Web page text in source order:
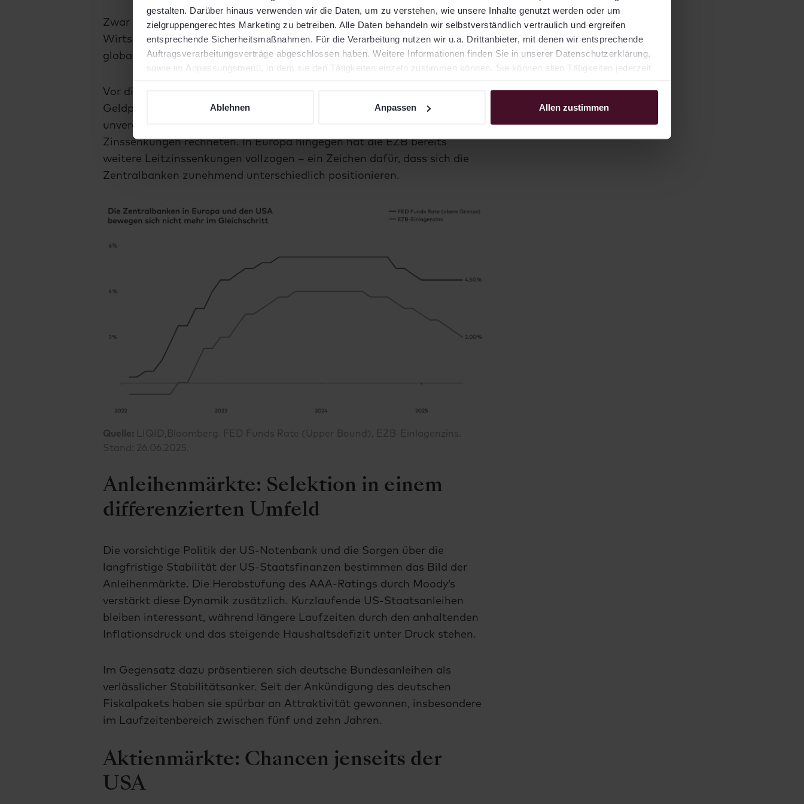
gestalten. Darüber hinaus verwenden wir die Daten, um zu verstehen, wie unsere Inhalte genutzt werden oder um
zielgruppengerechtes Marketing zu betreiben. Alle Daten behandeln wir selbstverständlich vertraulich und ergreifen
entsprechende Sicherheitsmaßnahmen. Für die Verarbeitung nutzen wir u.a. Drittanbieter, mit denen wir entsprechende
Auftragsverarbeitungsverträge abgeschlossen haben. Weitere Informationen finden Sie in unserer Datenschutzerklärung,
sowie im Anpassungsmenü, in dem sie den Tätigkeiten einzeln zustimmen können. Sie können allen Tätigkeiten jederzeit
Ablehnen Anpassen Allen zustimmen
Zwar sprechen viele Indikatoren für eine moderate Abkühlung der
Wirtschaft, doch die Risiken einer deutlich stärkeren Eintrübung der
globalen Konjunktur beobachten wir engmaschig.
Vor diesem Hintergrund richtet sich der Fokus verstärkt auf die
Geldpolitik: Die US-Notenbank FED hat ihre Zinspolitik bislang
unverändert gelassen, obwohl die Märkte zwischenzeitlich mit
Zinssenkungen rechneten. In Europa hingegen hat die EZB bereits
weitere Leitzinssenkungen vollzogen – ein Zeichen dafür, dass sich die
Zentralbanken zunehmend unterschiedlich positionieren.
Quelle: LIQID,Bloomberg. FED Funds Rate (Upper Bound), EZB-Einlagenzins.
Stand: 26.06.2025.
Anleihenmärkte: Selektion in einem
differenzierten Umfeld
Die vorsichtige Politik der US-Notenbank und die Sorgen über die
langfristige Stabilität der US-Staatsfinanzen bestimmen das Bild der
Anleihenmärkte. Die Herabstufung des AAA-Ratings durch Moody’s
verstärkt diese Dynamik zusätzlich. Kurzlaufende US-Staatsanleihen
bleiben interessant, während längere Laufzeiten durch den anhaltenden
Inflationsdruck und das steigende Haushaltsdefizit unter Druck stehen.
Im Gegensatz dazu präsentieren sich deutsche Bundesanleihen als
verlässlicher Stabilitätsanker. Seit der Ankündigung des deutschen
Fiskalpakets haben sie spürbar an Attraktivität gewonnen, insbesondere
im Laufzeitenbereich zwischen fünf und zehn Jahren.
Aktienmärkte: Chancen jenseits der
USA